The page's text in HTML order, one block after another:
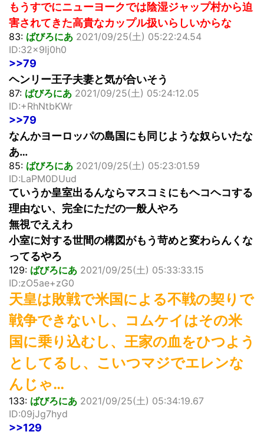
もうすでにニューヨークでは陰湿ジャップ村から迫
害されてきた高貴なカップル扱いらしいからな
83: ばびろにあ 2021/09/25(土) 05:22:24.54
ID:32x9lj0h0
>>79
ヘンリー王子夫妻と気が合いそう
87: ばびろにあ 2021/09/25(土) 05:24:12.05
ID:+RhNtbKWr
>>79
なんかヨーロッパの島国にも同じような奴らいたな
あ…
85: ばびろにあ 2021/09/25(土) 05:23:01.59
ID:LaPM0DUud
ていうか皇室出るんならマスコミにもヘコヘコする
理由ない、完全にただの一般人やろ
無視でええわ
小室に対する世間の構図がもう苛めと変わらんくな
ってるやろ
129: ばびろにあ 2021/09/25(土) 05:33:33.15
ID:zO5ae+zG0
天皇は敗戦で米国による不戦の契りで
戦争できないし、コムケイはその米
国に乗り込むし、王家の血をひつよう
としてるし、こいつマジでエレンな
んじゃ…
133: ばびろにあ 2021/09/25(土) 05:34:19.67
ID:09jJg7hyd
>>129